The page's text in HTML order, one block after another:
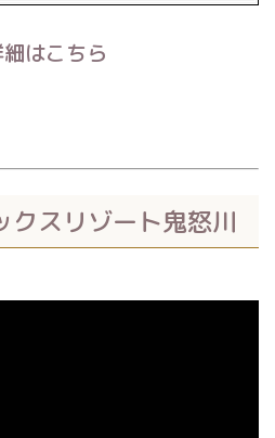
はこちら
スリゾート鬼怒川